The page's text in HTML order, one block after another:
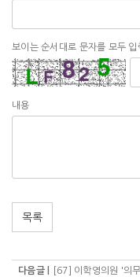
보이는 순서대로 문자를 모두 입
내용
목록
다음글 | [67] 이학영의원 '의